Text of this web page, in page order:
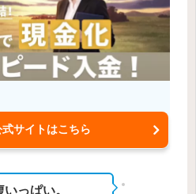
サイトはこちら
っぱい。